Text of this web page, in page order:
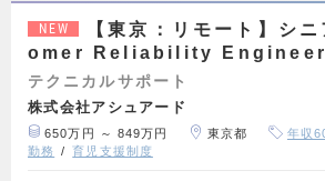
NEW
【東京：リモート】シ
omer Reliability
テクニカルサポート
株式会社アシュアード
650万円 ～ 849万円 東京都 年収
勤務
育児支援制度